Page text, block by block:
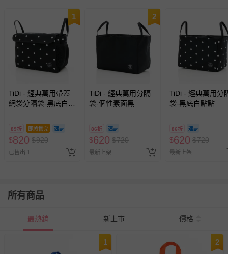
1
TiDi - 經典萬用帶蓋
網袋分隔袋-黑底白點
89折 即將售完
$820 $920
已售出 1
2
TiDi - 經典萬用分隔
袋-個性素面黑
86折
$620 $720
最新上架
TiDi - 經典萬用分
袋-黑底白點點
86折
$620 $720
最新上架
所有商品
最熱銷 新上市 價格
1 2